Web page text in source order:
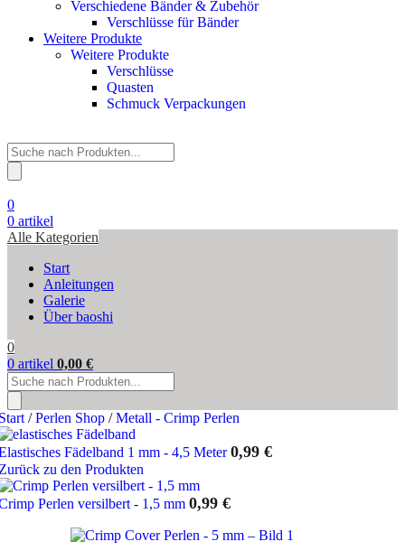
Verschiedene Bänder & Zubehör
Verschlüsse für Bänder
Weitere Produkte
Weitere Produkte
Verschlüsse
Quasten
Schmuck Verpackungen
Products
search
0
0 artikel
Alle Kategorien
Start
Anleitungen
Galerie
Über baoshi
0
0 artikel 0,00 €
Products
search
/ Perlen Shop / Metall - Crimp Perlen
Fädelband 1 mm - 4,5 Meter0,99 €
zu den Produkten
Perlen versilbert - 1,5 mm 0,99 €